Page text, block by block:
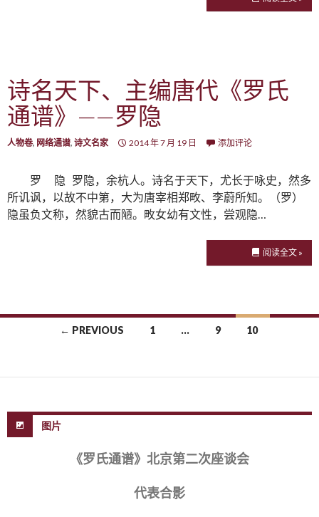
诗名天下、主编唐代《罗氏
通谱》——罗隐
人物卷, 网络通谱, 诗文名家 2014 年 7 月 19 日 添加评论
罗 隐 罗隐，余杭人。诗名于天下，尤长于咏史，然多
所讥讽，以故不中第，大为唐宰相郑畋、李蔚所知。（罗）
隐虽负文称，然貌古而陋。畋女幼有文性，尝观隐…
阅读全文 »
← PREVIOUS 1 … 9 10
图片
《罗氏通谱》北京第二次座谈会
代表合影